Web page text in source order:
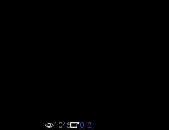
1046 0+2